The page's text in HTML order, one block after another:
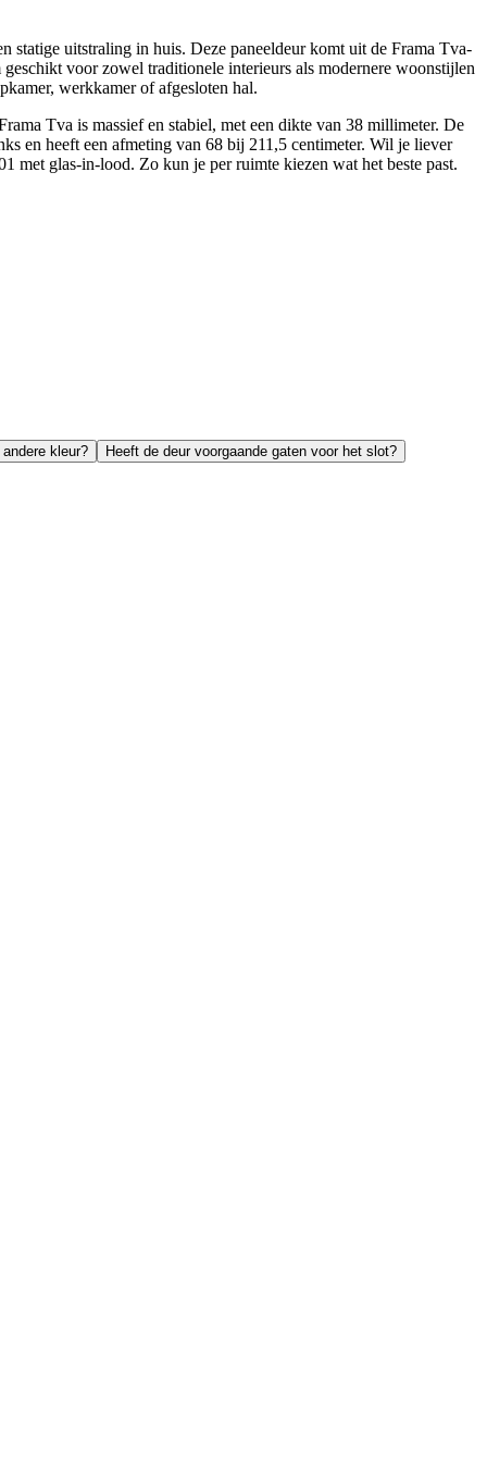
uitstraling in huis. Deze paneeldeur komt uit de Frama Tva-
voor zowel traditionele interieurs als modernere woonstijlen
werkkamer of afgesloten hal.
Tva is massief en stabiel, met een dikte van 38 millimeter. De
en heeft een afmeting van 68 bij 211,5 centimeter. Wil je liever
met glas-in-lood. Zo kun je per ruimte kiezen wat het beste past.
kleur? Heeft de deur voorgaande gaten voor het slot?